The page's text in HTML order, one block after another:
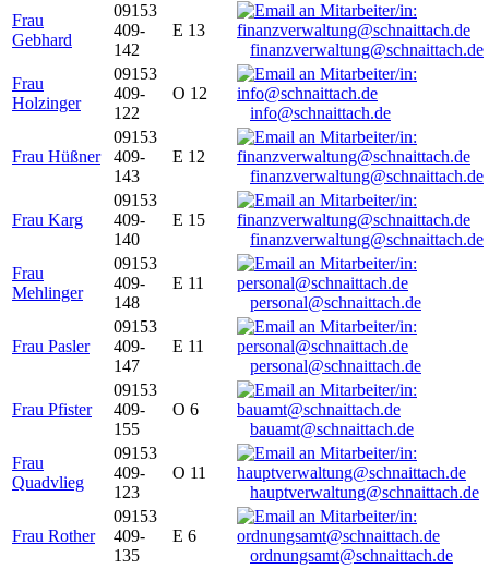
Frau
Gebhard
09153
409-
142
E 13
finanzverwaltung@schnaittach.de
Frau
Holzinger
09153
409-
122
O 12
info@schnaittach.de
Frau Hüßner
09153
409-
143
E 12
finanzverwaltung@schnaittach.de
Frau Karg
09153
409-
140
E 15
finanzverwaltung@schnaittach.de
Frau
Mehlinger
09153
409-
148
E 11
personal@schnaittach.de
Frau Pasler
09153
409-
147
E 11
personal@schnaittach.de
Frau Pfister
09153
409-
155
O 6
bauamt@schnaittach.de
Frau
Quadvlieg
09153
409-
123
O 11
hauptverwaltung@schnaittach.de
Frau Rother
09153
409-
135
E 6
ordnungsamt@schnaittach.de